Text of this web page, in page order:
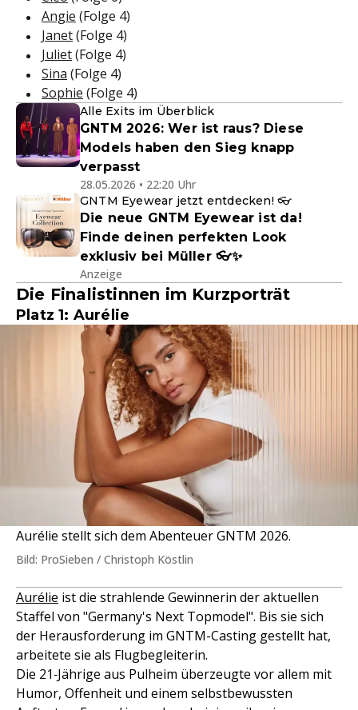
Angie (Folge 4)
Janet(Folge 4)
Juliet(Folge 4)
Sina (Folge 4)
Sophie (Folge 4)
Alle Exits im Überblick
GNTM 2026: Wer ist raus? Diese
Models haben den Sieg knapp
verpasst
28.05.2026 • 22:20 Uhr
GNTM Eyewear jetzt entdecken! 👓
Die neue GNTM Eyewear ist da!
Finde deinen perfekten Look
exklusiv bei Müller 👓✨
Anzeige
Die Finalistinnen im Kurzporträt
Platz 1: Aurélie
Aurélie stellt sich dem Abenteuer GNTM 2026.
Bild: ProSieben / Christoph Köstlin
Aurélie ist die strahlende Gewinnerin der aktuellen
Staffel von "Germany's Next Topmodel". Bis sie sich
der Herausforderung im GNTM-Casting gestellt hat,
arbeitete sie als Flugbegleiterin.
Die 21‑Jährige aus Pulheim überzeugte vor allem mit
Humor, Offenheit und einem selbstbewussten